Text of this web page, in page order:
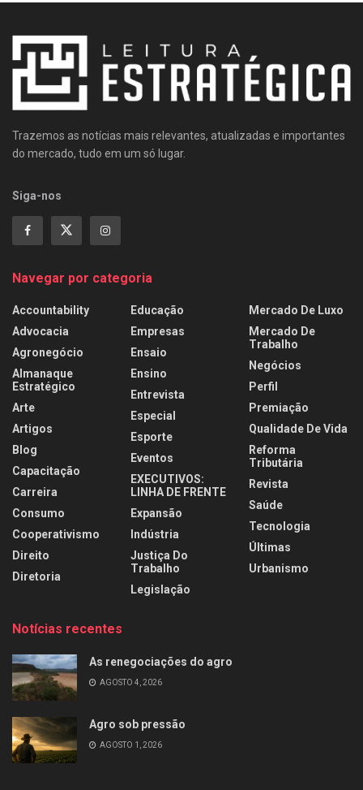
Trazemos as notícias mais relevantes, atualizadas e importantes
do mercado, tudo em um só lugar.
Siga-nos
Navegar por categoria
Accountability
Advocacia
Agronegócio
Almanaque
Estratégico
Arte
Artigos
Blog
Capacitação
Carreira
Consumo
Cooperativismo
Direito
Diretoria
Educação
Empresas
Ensaio
Ensino
Entrevista
Especial
Esporte
Eventos
EXECUTIVOS:
LINHA DE FRENTE
Expansão
Indústria
Justiça Do
Trabalho
Legislação
Mercado De Luxo
Mercado De
Trabalho
Negócios
Perfil
Premiação
Qualidade De Vida
Reforma
Tributária
Revista
Saúde
Tecnologia
Últimas
Urbanismo
Notícias recentes
As renegociações do agro
AGOSTO 4, 2026
Agro sob pressão
AGOSTO 1, 2026